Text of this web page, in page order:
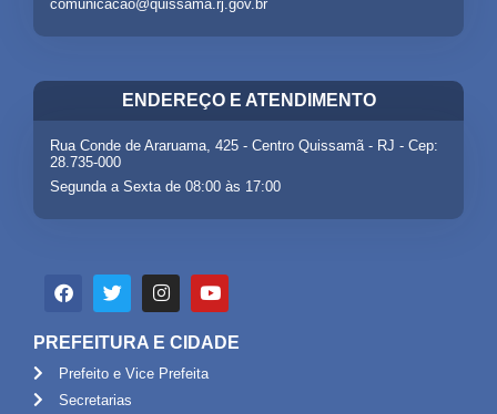
comunicacao@quissama.rj.gov.br
ENDEREÇO E ATENDIMENTO
Rua Conde de Araruama, 425 - Centro Quissamã - RJ - Cep:
28.735-000
Segunda a Sexta de 08:00 às 17:00
PREFEITURA E CIDADE
Prefeito e Vice Prefeita
Secretarias